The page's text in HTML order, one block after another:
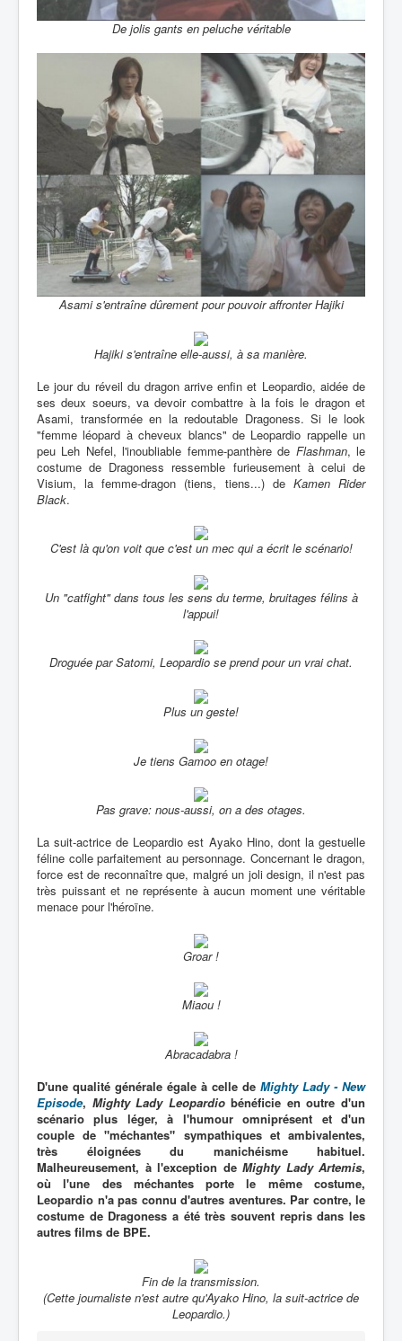
De jolis gants en peluche véritable
Asami s'entraîne dûrement pour pouvoir affronter Hajiki
Hajiki s'entraîne elle-aussi, à sa manière.
Le jour du réveil du dragon arrive enfin et Leopardio, aidée de
ses deux soeurs, va devoir combattre à la fois le dragon et
Asami, transformée en la redoutable Dragoness. Si le look
"femme léopard à cheveux blancs" de Leopardio rappelle un
peu Leh Nefel, l'inoubliable femme-panthère de Flashman, le
costume de Dragoness ressemble furieusement à celui de
Visium, la femme-dragon (tiens, tiens...) de Kamen Rider
Black.
C'est là qu'on voit que c'est un mec qui a écrit le scénario!
Un "catfight" dans tous les sens du terme, bruitages félins à
l'appui!
Droguée par Satomi, Leopardio se prend pour un vrai chat.
Plus un geste!
Je tiens Gamoo en otage!
Pas grave: nous-aussi, on a des otages.
La suit-actrice de Leopardio est Ayako Hino, dont la gestuelle
féline colle parfaitement au personnage. Concernant le dragon,
force est de reconnaître que, malgré un joli design, il n'est pas
très puissant et ne représente à aucun moment une véritable
menace pour l'héroïne.
Groar !
Miaou !
Abracadabra !
D'une qualité générale égale à celle de Mighty Lady - New
Episode, Mighty Lady Leopardiobénéficie en outre d'un
scénario plus léger, à l'humour omniprésent et d'un
couple de "méchantes" sympathiques et ambivalentes,
très éloignées du manichéisme habituel.
Malheureusement, à l'exception de Mighty Lady Artemis,
où l'une des méchantes porte le même costume,
Leopardio n'a pas connu d'autres aventures. Par contre, le
costume de Dragoness a été très souvent repris dans les
autres films de BPE.
Fin de la transmission.
(Cette journaliste n'est autre qu'Ayako Hino, la suit-actrice de
Leopardio.)